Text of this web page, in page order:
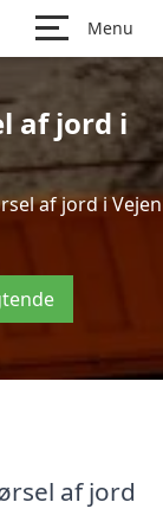
Menu
af jord i
af jord i Vejen
af jord